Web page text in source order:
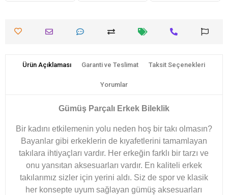
Ürün Açıklaması Garanti ve Teslimat Taksit Seçenekleri
Yorumlar
Gümüş Parçalı Erkek Bileklik
Bir kadını etkilemenin yolu neden hoş bir takı olmasın?
Bayanlar gibi erkeklerin de kıyafetlerini tamamlayan
takılara ihtiyaçları vardır. Her erkeğin farklı bir tarzı ve
onu yansıtan aksesuarları vardır. En kaliteli erkek
takılarımız sizler için yerini aldı. Siz de spor ve klasik
her konsepte uyum sağlayan gümüş aksesuarları